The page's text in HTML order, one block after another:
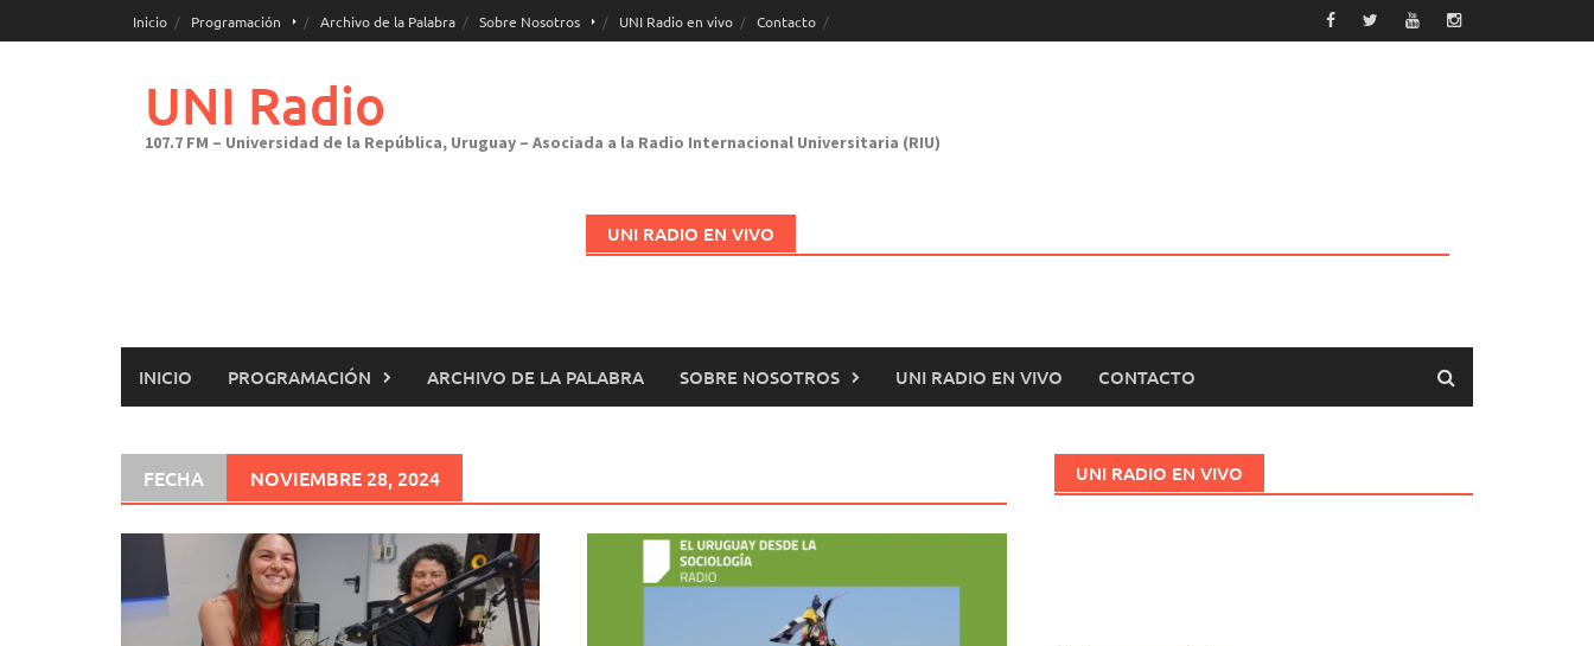
al
Inicio Programación Archivo de la Palabra Sobre Nosotros UNI Radio en vivo Contacto
UNI Radio
107.7 FM – Universidad de la República, Uruguay – Asociada a la Radio Internacional Universitaria (RIU)
UNI RADIO EN VIVO
INICIO PROGRAMACIÓN ARCHIVO DE LA PALABRA SOBRE NOSOTROS UNI RADIO EN VIVO CONTACTO
FECHA NOVIEMBRE 28, 2024 UNI RADIO EN VIVO